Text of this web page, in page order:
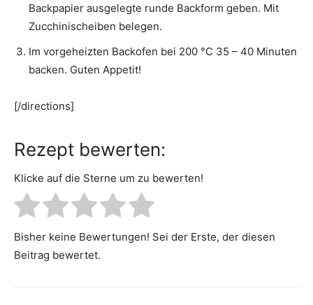
Backpapier ausgelegte runde Backform geben. Mit
Zucchinischeiben belegen.
Im vorgeheizten Backofen bei 200 °C 35 – 40 Minuten
backen. Guten Appetit!
[/directions]
Rezept bewerten:
Klicke auf die Sterne um zu bewerten!
Bisher keine Bewertungen! Sei der Erste, der diesen
Beitrag bewertet.